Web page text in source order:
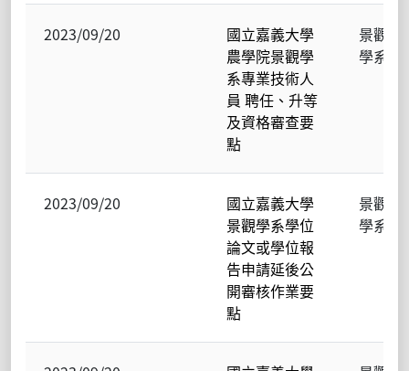
2023/09/20
國立嘉義大學
農學院景觀學
系專業技術人
員 聘任、升等
及資格審查要
點
景觀
學系
2023/09/20
國立嘉義大學
景觀學系學位
論文或學位報
告申請延後公
開審核作業要
點
景觀
學系